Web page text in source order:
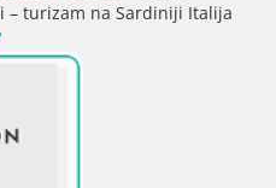
– turizam na Sardiniji Italija